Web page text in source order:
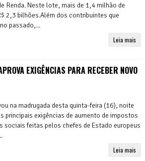
Renda. Neste lote, mais de 1,4 milhão de
2,3 bilhões.Além dos contribuintes que
passado,...
Leia mais
EXIGÊNCIAS PARA RECEBER NOVO
na madrugada desta quinta-feira (16), noite
principais exigências de aumento de impostos
sociais feitas pelos chefes de Estado europeus
Leia mais